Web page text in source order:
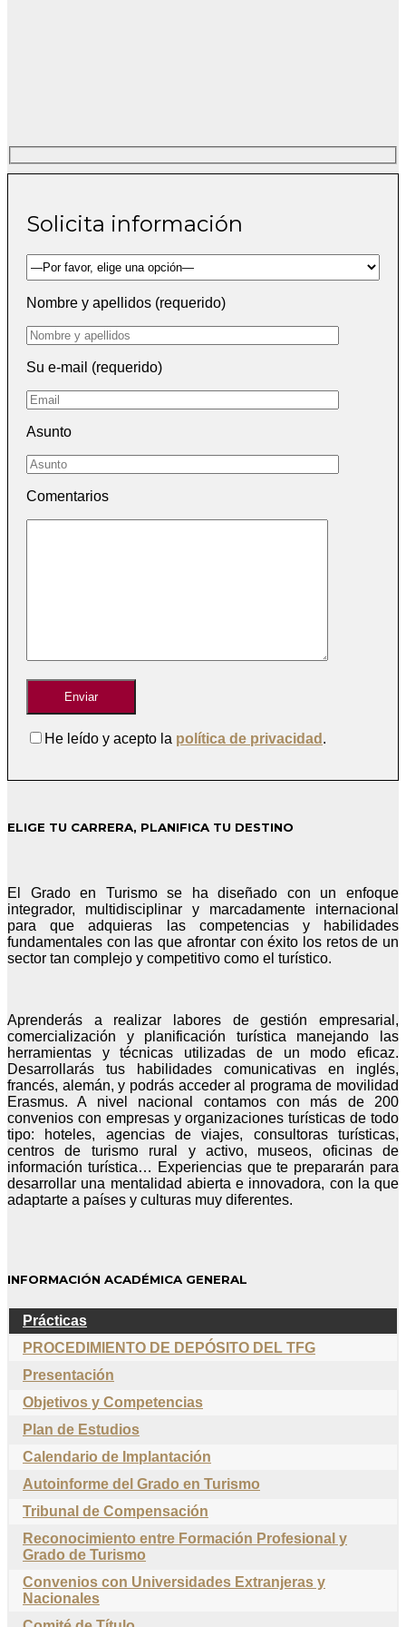
Solicita información
Nombre y apellidos (requerido)
Su e-mail (requerido)
Asunto
Comentarios
He leído y acepto la política de privacidad .
ELIGE TU CARRERA, PLANIFICA TU DESTINO
El Grado en Turismo se ha diseñado con un enfoque
integrador, multidisciplinar y marcadamente internacional
para que adquieras las competencias y habilidades
fundamentales con las que afrontar con éxito los retos de un
sector tan complejo y competitivo como el turístico.
Aprenderás a realizar labores de gestión empresarial,
comercialización y planificación turística manejando las
herramientas y técnicas utilizadas de un modo eficaz.
Desarrollarás tus habilidades comunicativas en inglés,
francés, alemán, y podrás acceder al programa de movilidad
Erasmus. A nivel nacional contamos con más de 200
convenios con empresas y organizaciones turísticas de todo
tipo: hoteles, agencias de viajes, consultoras turísticas,
centros de turismo rural y activo, museos, oficinas de
información turística… Experiencias que te prepararán para
desarrollar una mentalidad abierta e innovadora, con la que
adaptarte a países y culturas muy diferentes.
INFORMACIÓN ACADÉMICA GENERAL
Prácticas
PROCEDIMIENTO DE DEPÓSITO DEL TFG
Presentación
Objetivos y Competencias
Plan de Estudios
Calendario de Implantación
Autoinforme del Grado en Turismo
Tribunal de Compensación
Reconocimiento entre Formación Profesional y
Grado de Turismo
Convenios con Universidades Extranjeras y
Nacionales